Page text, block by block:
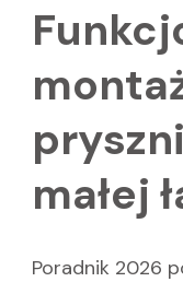
małej
Poradnik 2026